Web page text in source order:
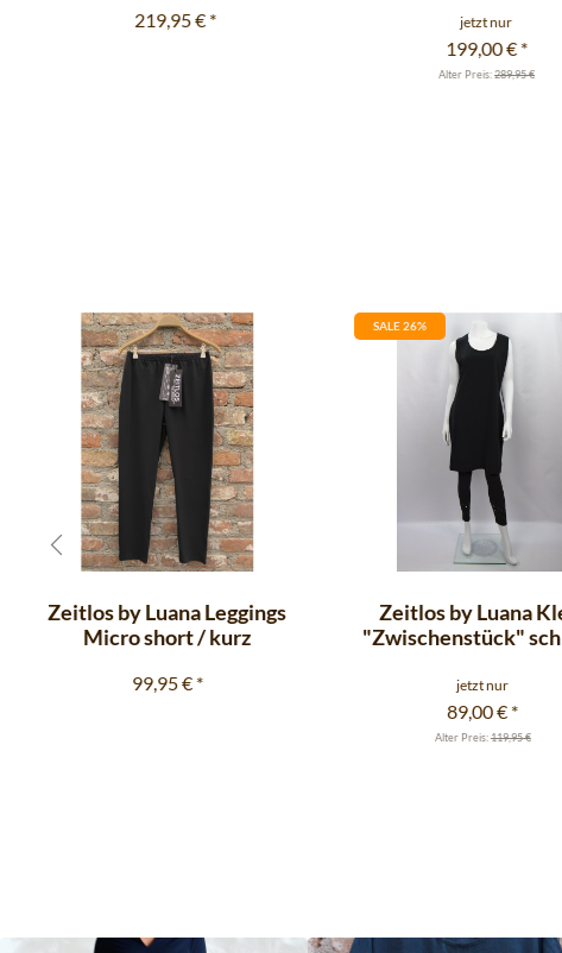
219,95 €* jetzt nur
199,00 €*
Alter Preis:289,95 €
Zeitlos by Luana Leggings
Micro short / kurz
99,95 € *
SALE 26%
Zeitlos by Luana
"Zwischenstück"
jetzt nur
89,00 € *
Alter Preis:119,95 €